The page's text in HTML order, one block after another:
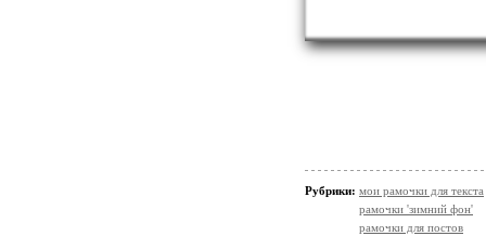
Рубрики: мои рамочки для текста
рамочки 'зимний фон'
рамочки для постов